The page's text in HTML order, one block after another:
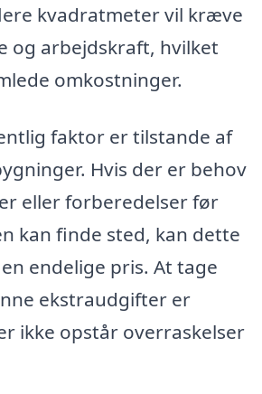
kvadratmeter vil kræve
og arbejdskraft, hvilket
omkostninger.
faktor er tilstande af
Hvis der er behov
eller forberedelser før
kan finde sted, kan dette
endelige pris. At tage
ekstraudgifter er
ikke opstår overraskelser